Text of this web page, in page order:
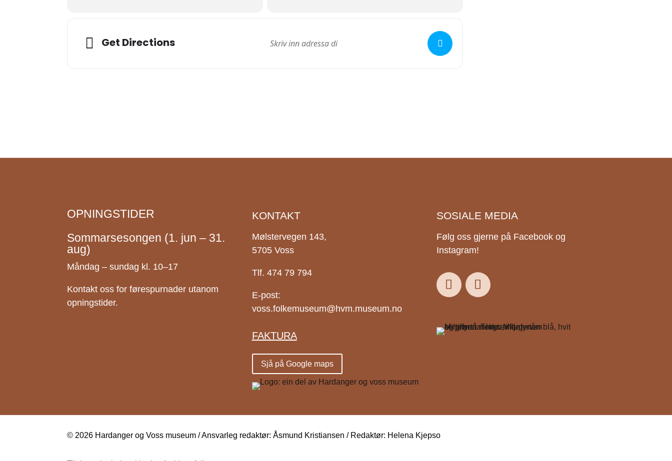
Get Directions
OPNINGSTIDER
Sommarsesongen (1. jun – 31.
aug)
Måndag – sundag kl. 10–17
Kontakt oss for førespurnader utanom
opningstider.
KONTAKT
Mølstervegen 143,
5705 Voss
Tlf. 474 79 794
E-post:
voss.folkemuseum@hvm.museum.no
FAKTURA
Sjå på Google maps
SOSIALE MEDIA
Følg oss gjerne på Facebook og
Instagram!
© 2026 Hardanger og Voss museum / Ansvarleg redaktør: Åsmund Kristiansen / Redaktør: Helena Kjepso